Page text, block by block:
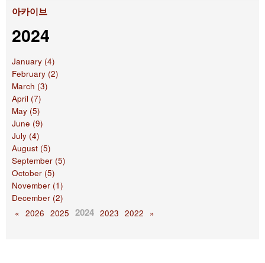
아카이브
2024
January (4)
February (2)
March (3)
April (7)
May (5)
June (9)
July (4)
August (5)
September (5)
October (5)
November (1)
December (2)
« 2026 2025 2024 2023 2022 »